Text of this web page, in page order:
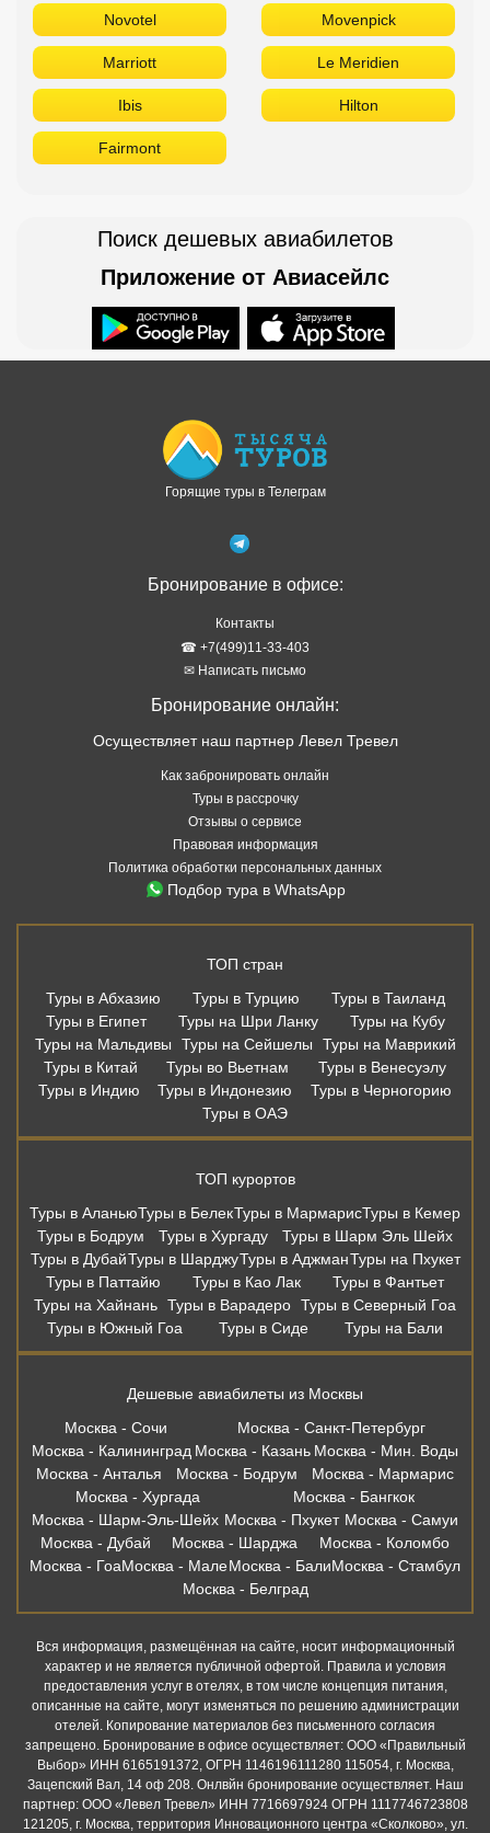
Novotel Movenpick
Marriott Le Meridien
Ibis Hilton
Fairmont
Поиск дешевых авиабилетов
Приложение от Авиасейлс
Горящие туры в Телеграм
Бронирование в офисе:
Контакты
☎ +7(499)11-33-403
✉ Написать письмо
Бронирование онлайн:
Осуществляет наш партнер Левел Тревел
Как забронировать онлайн
Туры в рассрочку
Отзывы о сервисе
Правовая информация
Политика обработки персональных данных
Подбор тура в WhatsApp
ТОП стран
Туры в Абхазию
Туры в Турцию
Туры в Таиланд
Туры в Египет
Туры на Шри Ланку
Туры на Кубу
Туры на Мальдивы
Туры на Сейшелы
Туры на Маврикий
Туры в Китай
Туры во Вьетнам
Туры в Венесуэлу
Туры в Индию
Туры в Индонезию
Туры в Черногорию
Туры в ОАЭ
ТОП курортов
Туры в АланьюТуры в БелекТуры в МармарисТуры в Кемер
Туры в Бодрум
Туры в Хургаду
Туры в Шарм Эль Шейх
Туры в ДубайТуры в ШарджуТуры в АджманТуры на Пхукет
Туры в Паттайю
Туры в Као Лак
Туры в Фантьет
Туры на Хайнань Туры в Варадеро Туры в Северный Гоа
Туры в Южный Гоа
Туры в Сиде Туры на Бали
Дешевые авиабилеты из Москвы
Москва - Сочи
Москва - Санкт-Петербург
Москва - Калининград Москва - Казань Москва - Мин. Воды
Москва - Анталья
Москва - Бодрум
Москва - Мармарис
Москва - Хургада
Москва - Бангкок
Москва - Шарм-Эль-Шейх Москва - Пхукет Москва - Самуи
Москва - Дубай
Москва - Шарджа
Москва - Коломбо
Москва - ГоаМосква - МалеМосква - БалиМосква - Стамбул
Москва - Белград
Вся информация, размещённая на сайте, носит информационный
характер и не является публичной офертой. Правила и условия
предоставления услуг в отелях, в том числе концепция питания,
описанные на сайте, могут изменяться по решению администрации
отелей. Копирование материалов без письменного согласия
запрещено. Бронирование в офисе осуществляет: ООО «Правильный
Выбор» ИНН 6165191372, ОГРН 1146196111280 115054, г. Москва,
Зацепский Вал, 14 оф 208. Онлвйн бронирование осуществляет. Наш
партнер: ООО «Левел Тревел» ИНН 7716697924 ОГРН 1117746723808
121205, г. Москва, территория Инновационного центра «Сколково», ул.